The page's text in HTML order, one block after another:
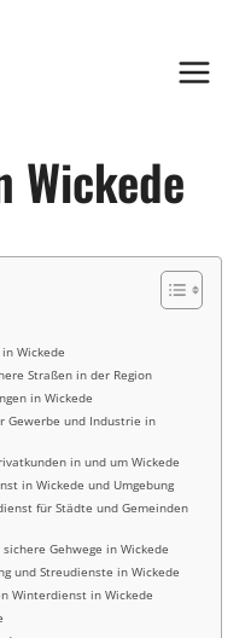
Wickede
Wickede
Straßen in der Region
in Wickede
Gewerbe und Industrie in
in und um Wickede
in Wickede und Umgebung
für Städte und Gemeinden
Gehwege in Wickede
und Streudienste in Wickede
Winterdienst in Wickede